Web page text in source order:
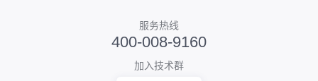
服务热线
400-008-9160
加入技术群